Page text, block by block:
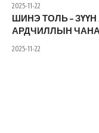
2025-11-22
ШИНЭ ТОЛЬ –
АРДЧИЛЛЫН
2025-11-22